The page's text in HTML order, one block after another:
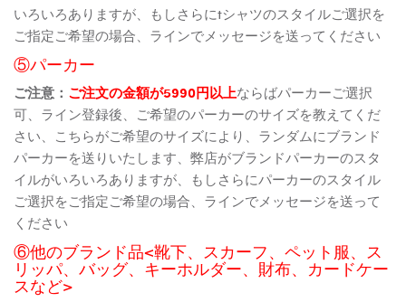
いろいろありますが、もしさらにtシャツのスタイルご選択を
ご指定ご希望の場合、ラインでメッセージを送ってください
⑤パーカー
ご注意： ご注文の金額が5990円以上ならばパーカーご選択
可、ライン登録後、ご希望のパーカーのサイズを教えてくだ
さい、こちらがご希望のサイズにより、ランダムにブランド
パーカーを送りいたします、弊店がブランドパーカーのスタ
イルがいろいろありますが、もしさらにパーカーのスタイル
ご選択をご指定ご希望の場合、ラインでメッセージを送って
ください
⑥他のブランド品<靴下、スカーフ、ペット服、ス
リッパ、バッグ、キーホルダー、財布、カードケー
スなど>